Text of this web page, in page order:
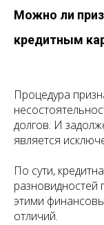
Можно ли
кредитным
Процедура
долгов. И
является
По сути,
разновидностей
этими
отличий.